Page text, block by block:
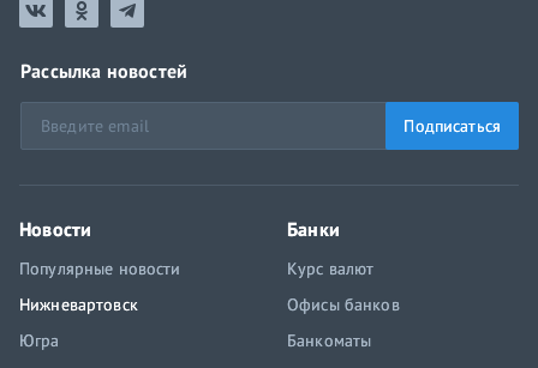
Рассылка новостей
Подписаться
Новости
Популярные новости
Нижневартовск
Югра
Банки
Курс валют
Офисы банков
Банкоматы